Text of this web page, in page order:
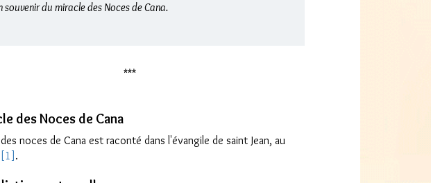
souvenir du miracle des Noces de Cana.
***
des Noces de Cana
noces de Cana est raconté dans l'évangile de saint Jean, au
[1] .